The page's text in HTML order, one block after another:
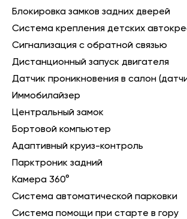
Блокировка замков задних дверей
Система крепления детских
Сигнализация с обратной связью
Дистанционный запуск двигателя
Датчик проникновения в салон
Иммобилайзер
Центральный замок
Бортовой компьютер
Адаптивный круиз-контроль
Парктроник задний
Камера 360°
Система автоматической парковки
Система помощи при старте в гору